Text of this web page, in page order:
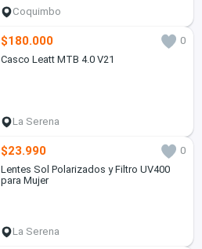
Coquimbo
$180.000
0
Casco Leatt MTB 4.0 V21
La Serena
$23.990
0
Lentes Sol Polarizados y Filtro UV400
para Mujer
La Serena